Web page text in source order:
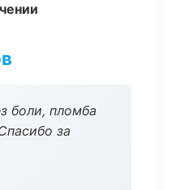
боли, пломба
за